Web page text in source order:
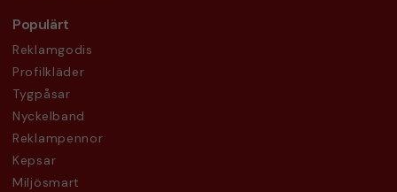
Populärt
Reklamgodis
Profilkläder
Tygpåsar
Nyckelband
Reklampennor
Kepsar
Miljösmart